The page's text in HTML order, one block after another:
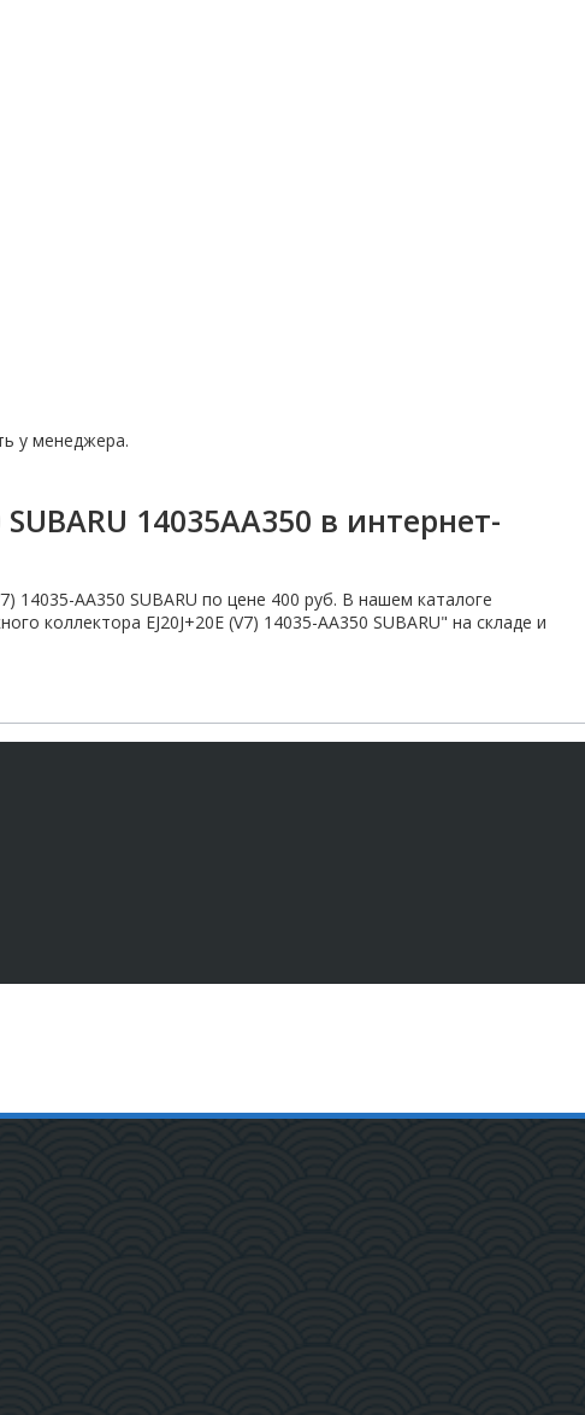
у менеджера.
14035AA350 в интернет-
14035-AA350 SUBARU по цене 400 руб. В нашем каталоге
коллектора EJ20J+20E (V7) 14035-AA350 SUBARU" на складе и